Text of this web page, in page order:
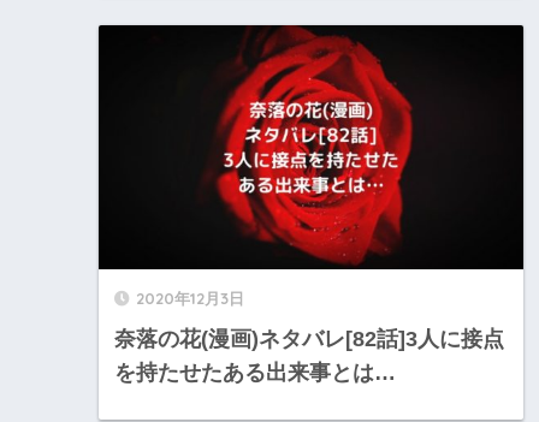
2020年12月3日
奈落の花(漫画)ネタバレ[82話]3人に接点
を持たせたある出来事とは…